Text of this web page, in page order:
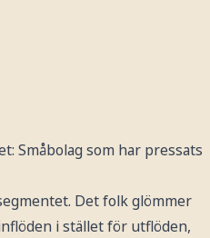
Småbolag som har pressats
Det folk glömmer
i stället för utflöden,